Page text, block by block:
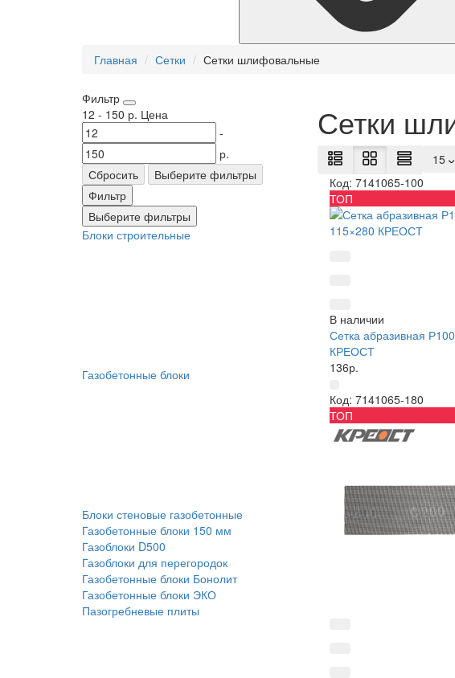
Главная Сетки Сетки шлифовальные
Фильтр
12 - 150 р. Цена
-
р.
Сбросить
Выберите фильтры
Фильтр
Выберите фильтры
Блоки строительные
Газобетонные блоки
Блоки стеновые газобетонные
Газобетонные блоки 150 мм
Газоблоки D500
Газоблоки для перегородок
Газобетонные блоки Бонолит
Газобетонные блоки ЭКО
Пазогребневые плиты
Сетки
15
Код: 7141065-100
ТОП
В наличии
Сетка абразивная
КРЕОСТ
136р.
Код: 7141065-180
ТОП